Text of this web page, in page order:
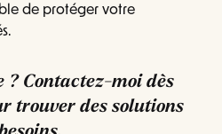
de protéger votre
?Contactez-moi dès
trouver des solutions